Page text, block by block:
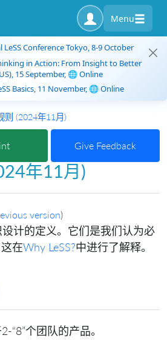
Menu
LeSS Conference Tokyo, 8-9 October
in Action: From Insight to Better
15 September, 🌐 Online
Basics, 11 November, 🌐 Online
则 (2024年11月)
Give Feedback
年11月)
version)
设计的定义。它们是我们认为必
在Why LeSS?中进行了解释。
“8”个团队的产品。